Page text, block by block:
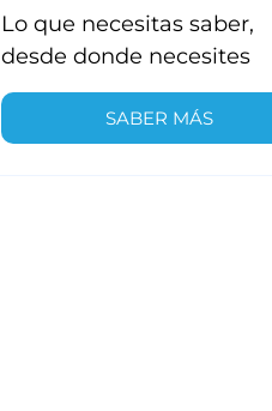
Lo que necesitas saber,
desde donde necesites
SABER MÁS